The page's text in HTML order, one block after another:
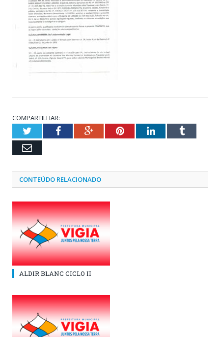
COMPARTILHAR:
TwitterFacebookGoogle+PinterestLinkedInTumblr
Email
CONTEÚDO RELACIONADO
ALDIR BLANC CICLO II